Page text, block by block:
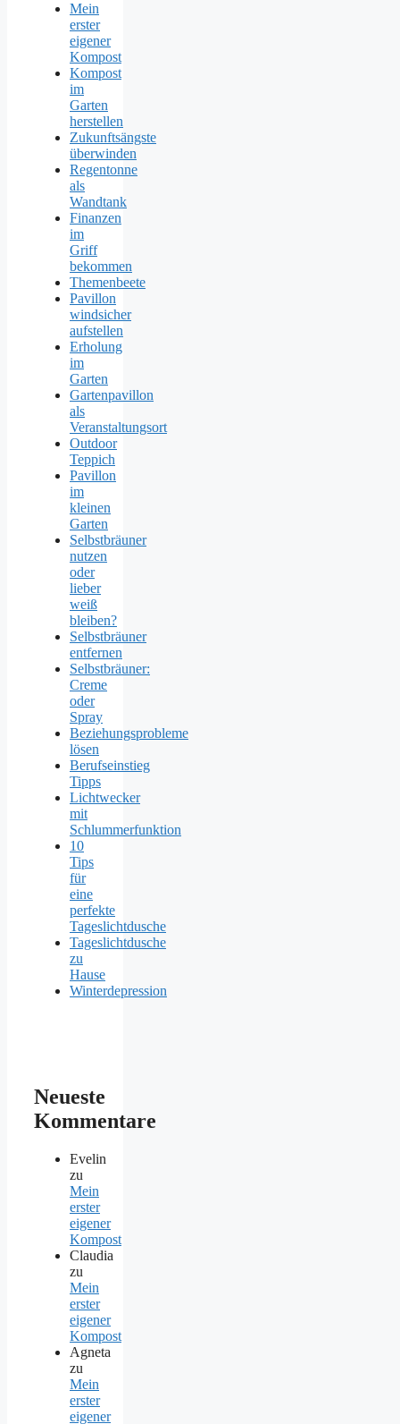
Mein
erster
eigener
Kompost
Kompost
im
Garten
herstellen
Zukunftsängste
überwinden
Regentonne
als
Wandtank
Finanzen
im
Griff
bekommen
Themenbeete
Pavillon
windsicher
aufstellen
Erholung
im
Garten
Gartenpavillon
als
Veranstaltungsort
Outdoor
Teppich
Pavillon
im
kleinen
Garten
Selbstbräuner
nutzen
oder
lieber
weiß
bleiben?
Selbstbräuner
entfernen
Selbstbräuner:
Creme
oder
Spray
Beziehungsprobleme
lösen
Berufseinstieg
Tipps
Lichtwecker
mit
Schlummerfunktion
10
Tips
für
eine
perfekte
Tageslichtdusche
Tageslichtdusche
zu
Hause
Winterdepression
Neueste
Kommentare
Evelin
zu
Mein
erster
eigener
Kompost
Claudia
zu
Mein
erster
eigener
Kompost
Agneta
zu
Mein
erster
eigener